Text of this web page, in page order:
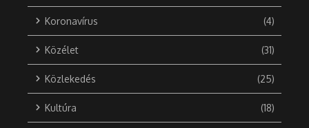
Koronavírus (4)
Közélet (31)
Közlekedés (25)
Kultúra (18)